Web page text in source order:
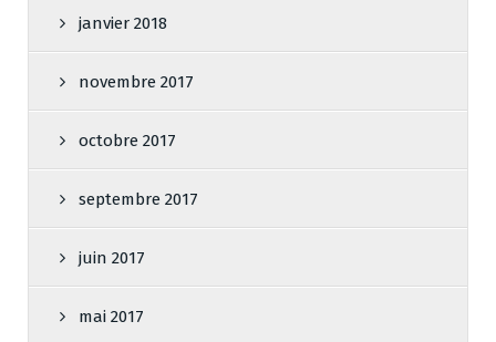
janvier 2018
novembre 2017
octobre 2017
septembre 2017
juin 2017
mai 2017